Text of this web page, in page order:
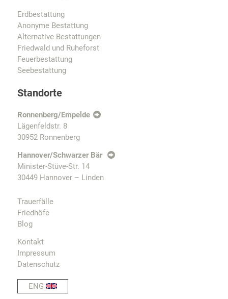
Erdbestattung
Anonyme Bestattung
Alternative Bestattungen
Friedwald und Ruheforst
Feuerbestattung
Seebestattung
Standorte
Ronnenberg/Empelde
Lägenfeldstr. 8
30952 Ronnenberg
Hannover/Schwarzer Bär
Minister-Stüve-Str. 14
30449 Hannover – Linden
Trauerfälle
Friedhöfe
Blog
Kontakt
Impressum
Datenschutz
ENG